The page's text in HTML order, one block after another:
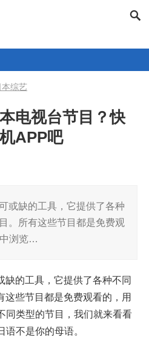
本综艺
电视台节目？快
APP吧
或缺的工具，它提供了各种
。所有这些节目都是免费观
浏览…
缺的工具，它提供了各种不同
这些节目都是免费观看的，用
同类型的节目，我们就来看看
不是你的母语。